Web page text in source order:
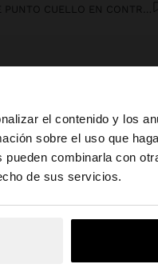
el contenido y los
sobre el uso que
combinarla con
de sus servicios.
ir a la web de
en la web de